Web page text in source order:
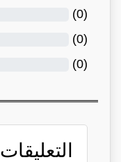
(
0
)
(
0
)
(
0
)
التعليقات